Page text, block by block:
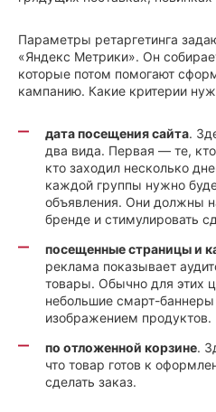
Параметры ретаргетинга
«Яндекс Метрики». Он
которые потом помогают
кампанию. Какие критерии
дата посещения сайта.
два вида. Первая — те,
кто заходил несколько
каждой группы нужно
объявления. Они должны
бренде и стимулировать
посещенные страницы и
реклама показывает
товары. Обычно для этих
небольшие смарт-
изображением продуктов.
по отложенной корзине.
что товар готов к
сделать заказ.